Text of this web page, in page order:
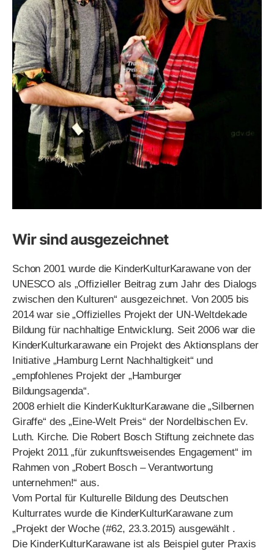
Wir sind ausgezeichnet
Schon 2001 wurde die KinderKulturKarawane von der
UNESCO als „Offizieller Beitrag zum Jahr des Dialogs
zwischen den Kulturen“ ausgezeichnet. Von 2005 bis
2014 war sie „Offizielles Projekt der UN-Weltdekade
Bildung für nachhaltige Entwicklung. Seit 2006 war die
KinderKulturkarawane ein Projekt des Aktionsplans der
Initiative „Hamburg Lernt Nachhaltigkeit“ und
„empfohlenes Projekt der „Hamburger
Bildungsagenda“.
2008 erhielt die KinderKuklturKarawane die „Silbernen
Giraffe“ des „Eine-Welt Preis“ der Nordelbischen Ev.
Luth. Kirche. Die Robert Bosch Stiftung zeichnete das
Projekt 2011 „für zukunftsweisendes Engagement“ im
Rahmen von „Robert Bosch – Verantwortung
unternehmen!“ aus.
Vom Portal für Kulturelle Bildung des Deutschen
Kulturrates wurde die KinderKulturKarawane zum
„Projekt der Woche (#62, 23.3.2015) ausgewählt .
Die KinderKulturKarawane ist als Beispiel guter Praxis